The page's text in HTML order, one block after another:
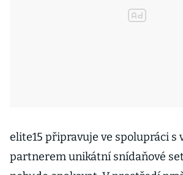
elite15 připravuje ve spolupráci s
partnerem unikátní snídaňové